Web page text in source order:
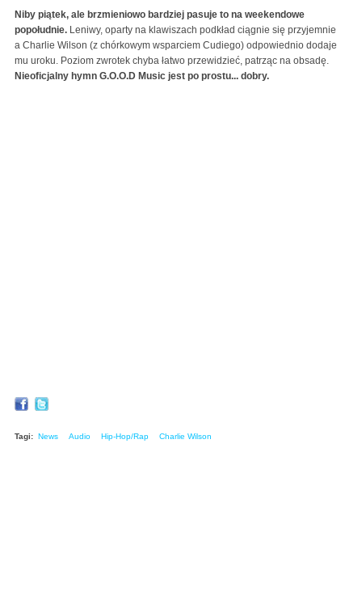
Niby piątek, ale brzmieniowo bardziej pasuje to na weekendowe
popołudnie. Leniwy, oparty na klawiszach podkład ciągnie się przyjemnie
a Charlie Wilson (z chórkowym wsparciem Cudiego) odpowiednio dodaje
mu uroku. Poziom zwrotek chyba łatwo przewidzieć, patrząc na obsadę.
Nieoficjalny hymn G.O.O.D Music jest po prostu... dobry.
Tagi: News Audio Hip-Hop/Rap Charlie Wilson